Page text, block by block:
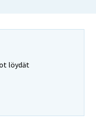
löydät